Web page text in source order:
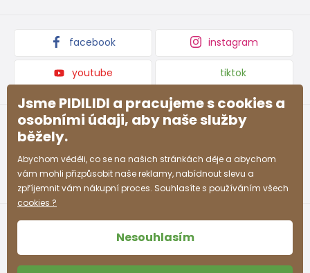
Kolekce zboží
facebook instagram
youtube tiktok
Jsme PIDILIDI a pracujeme s cookies a
osobními údaji, aby naše služby
běžely.
Abychom věděli, co se na našich stránkách děje a abychom
vám mohli přizpůsobit naše reklamy, nabídnout slevu a
zpříjemnit vám nákupní proces. Souhlasíte s používáním všech
cookies ?
Nesouhlasím